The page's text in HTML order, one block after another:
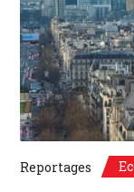
Reportages